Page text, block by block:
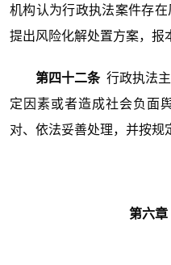
机构认为行政执法案件存
提出风险化解处置方案，报
第四十二条 行政执法
定因素或者造成社会负面
对、依法妥善处理，并按规
第六